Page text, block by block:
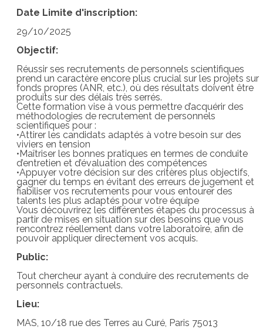
Date Limite d'inscription:
29/10/2025
Objectif:
Réussir ses recrutements de personnels scientifiques
prend un caractère encore plus crucial sur les projets sur
fonds propres (ANR, etc.), où des résultats doivent être
produits sur des délais très serrés.
Cette formation vise à vous permettre d’acquérir des
méthodologies de recrutement de personnels
scientifiques pour :
•Attirer les candidats adaptés à votre besoin sur des
viviers en tension
•Maîtriser les bonnes pratiques en termes de conduite
d’entretien et d’évaluation des compétences
•Appuyer votre décision sur des critères plus objectifs,
gagner du temps en évitant des erreurs de jugement et
fiabiliser vos recrutements pour vous entourer des
talents les plus adaptés pour votre équipe
Vous découvrirez les différentes étapes du processus à
partir de mises en situation sur des besoins que vous
rencontrez réellement dans votre laboratoire, afin de
pouvoir appliquer directement vos acquis.
Public:
Tout chercheur ayant à conduire des recrutements de
personnels contractuels.
Lieu:
MAS, 10/18 rue des Terres au Curé, Paris 75013